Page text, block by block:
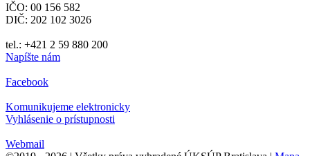
IČO: 00 156 582
DIČ: 202 102 3026
tel.: +421 2 59 880 200
Napíšte nám
Facebook
Komunikujeme elektronicky
Vyhlásenie o prístupnosti
Webmail